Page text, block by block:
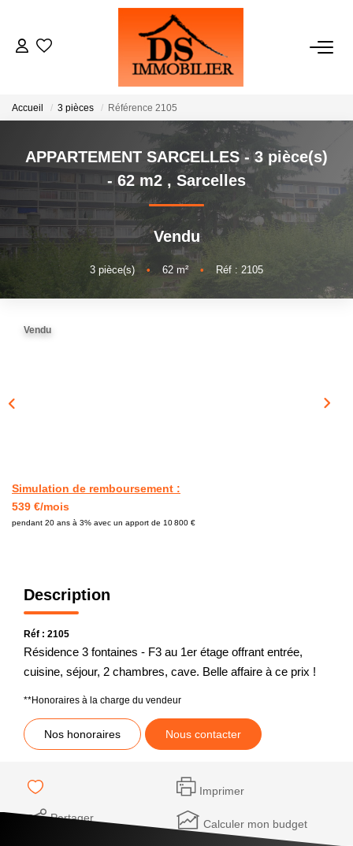
ACHATS
LOCATIONS
ESTIMATION
GESTION
NOTRE AGENCE
Accueil 3 pièces Référence 2105
APPARTEMENT SARCELLES - 3 pièce(s)
- 62 m2 , Sarcelles
Vendu
3 pièce(s) • 62 m² • Réf : 2105
Vendu
Simulation de remboursement :
539 €/mois
pendant 20 ans à 3% avec un apport de 10 800 €
Description
Réf : 2105
Résidence 3 fontaines - F3 au 1er étage offrant entrée,
cuisine, séjour, 2 chambres, cave. Belle affaire à ce prix !
**Honoraires à la charge du vendeur
Nos honoraires Nous contacter
Imprimer
Partager Calculer mon budget